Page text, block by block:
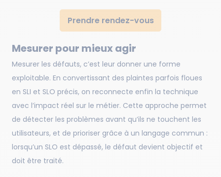
Prendre rendez-vous
Mesurer pour mieux agir
Mesurer les défauts, c’est leur donner une forme
exploitable. En convertissant des plaintes parfois floues
en SLI et SLO précis, on reconnecte enfin la technique
avec l’impact réel sur le métier. Cette approche permet
de détecter les problèmes avant qu’ils ne touchent les
utilisateurs, et de prioriser grâce à un langage commun :
lorsqu’un SLO est dépassé, le défaut devient objectif et
doit être traité.